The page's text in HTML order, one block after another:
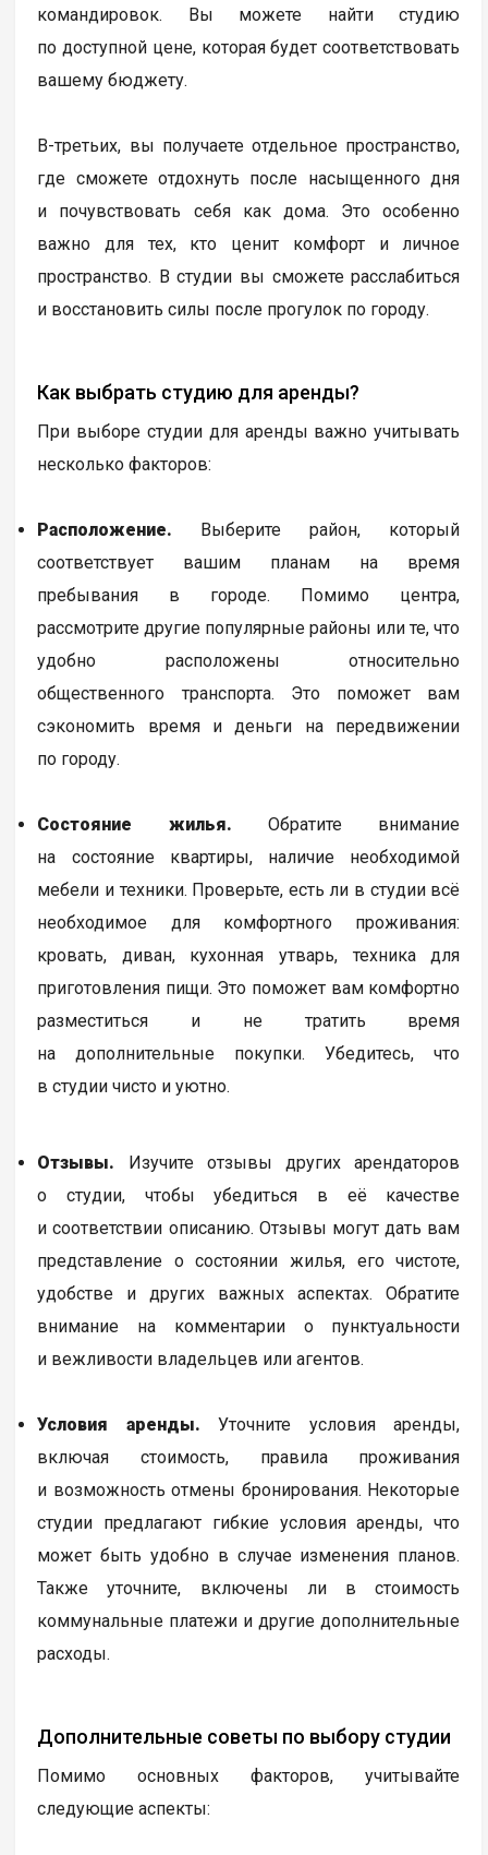
командировок. Вы можете найти студию
по доступной цене, которая будет соответствовать
вашему бюджету.
В-третьих, вы получаете отдельное пространство,
где сможете отдохнуть после насыщенного дня
и почувствовать себя как дома. Это особенно
важно для тех, кто ценит комфорт и личное
пространство. В студии вы сможете расслабиться
и восстановить силы после прогулок по городу.
Как выбрать студию для аренды?
При выборе студии для аренды важно учитывать
несколько факторов:
Расположение. Выберите район, который
соответствует вашим планам на время
пребывания в городе. Помимо центра,
рассмотрите другие популярные районы или те, что
удобно расположены относительно
общественного транспорта. Это поможет вам
сэкономить время и деньги на передвижении
по городу.
Состояние жилья. Обратите внимание
на состояние квартиры, наличие необходимой
мебели и техники. Проверьте, есть ли в студии всё
необходимое для комфортного проживания:
кровать, диван, кухонная утварь, техника для
приготовления пищи. Это поможет вам комфортно
разместиться и не тратить время
на дополнительные покупки. Убедитесь, что
в студии чисто и уютно.
Отзывы. Изучите отзывы других арендаторов
о студии, чтобы убедиться в её качестве
и соответствии описанию. Отзывы могут дать вам
представление о состоянии жилья, его чистоте,
удобстве и других важных аспектах. Обратите
внимание на комментарии о пунктуальности
и вежливости владельцев или агентов.
Условия аренды. Уточните условия аренды,
включая стоимость, правила проживания
и возможность отмены бронирования. Некоторые
студии предлагают гибкие условия аренды, что
может быть удобно в случае изменения планов.
Также уточните, включены ли в стоимость
коммунальные платежи и другие дополнительные
расходы.
Дополнительные советы по выбору студии
Помимо основных факторов, учитывайте
следующие аспекты: